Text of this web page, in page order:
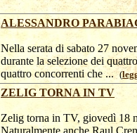
ALESSANDRO
Nella serata di sabato 27
durante la selezione dei
quattro concorrenti che ...(
ZELIG TORNA IN TV
Zelig torna in TV, giovedì 18
Naturalmente anche Raul